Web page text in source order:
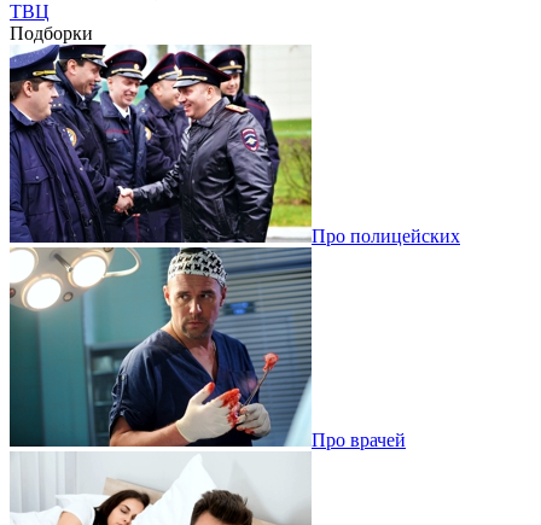
ТВЦ
Подборки
Про полицейских
Про врачей